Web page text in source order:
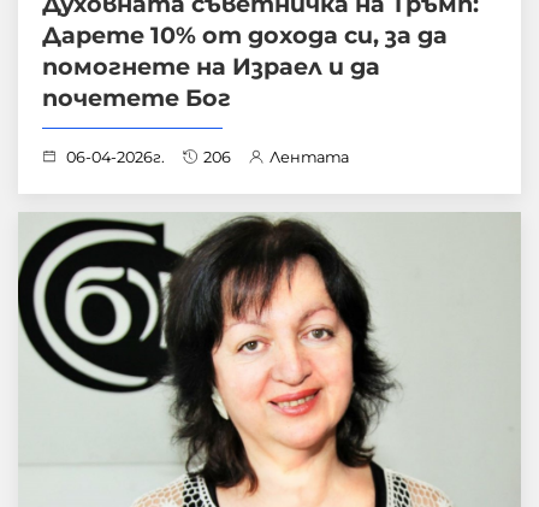
Дарете 10% от доходa си, за да
помогнете на Израел и да
почетете Бог
06-04-2026г. 206 Лентата